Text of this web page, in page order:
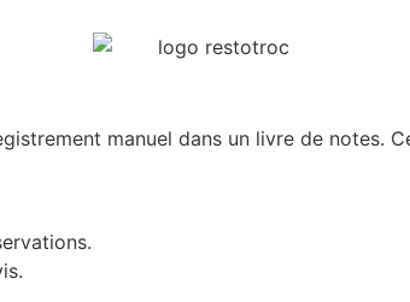
manuel dans un livre de notes.